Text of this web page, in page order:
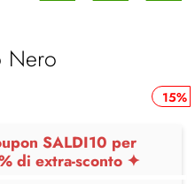
Nero
15%
SALDI10 per
di extra-sconto ✦